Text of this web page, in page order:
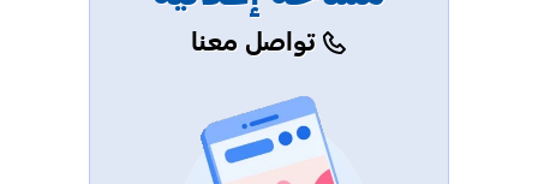
تواصل معنا